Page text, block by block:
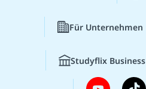
Für Unternehmen
Studyflix Business